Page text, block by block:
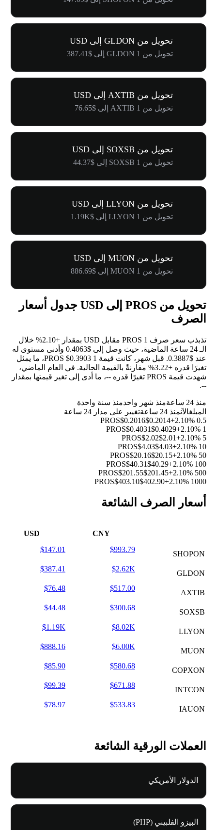
تحويل من GLDON إلى USD
تحويل من 1 GLDON إلى $387.41
تحويل من AXTIB إلى USD
تحويل من 1 AXTIB إلى $76.65
تحويل من SOXSB إلى USD
تحويل من 1 SOXSB إلى $44.37
تحويل من LLYON إلى USD
تحويل من 1 LLYON إلى $1.19K
تحويل من MUON إلى USD
تحويل من 1 MUON إلى $886.69
تحويل من PROS إلى USD جدول أسعار
الصرف
تذبذب سعر صرف 1 PROS مقابل USD بمقدار +2.10%
خلال
الـ 24 ساعة الماضية، حيث وصل إلى $0.4063 وأدنى مستوى له
عند $0.3887. قبل شهر، كانت قيمة 1 PROS $0.3903، ما يمثل
تغيرًا قدره +3.22%
مقارنةً بالقيمة الحالية. في العام الماضي،
شهدت قيمة PROS تغيرًا قدره
--، ما أدى إلى تغير قيمتها بمقدار
--
.
منذ 24 ساعة منذ شهر واحدمنذ سنة واحدة
المبلغالآنمنذ 24 ساعة
تغيير على مدار 24 ساعة
0.5 PROS
$0.2016$0.2014+2.10%
1 PROS
$0.4031$0.4029+2.10%
5 PROS
$2.02$2.01+2.10%
10 PROS
$4.03$4.03+2.10%
50 PROS
$20.16$20.15+2.10%
100 PROS
$40.31$40.29+2.10%
500 PROS
$201.55$201.45+2.10%
1000 PROS
$403.10$402.90+2.10%
أسعار الصرف الشائعة
CNY
USD
SHOPON
$993.79
$147.01
GLDON
$2.62K
$387.41
AXTIB
$517.00
$76.48
SOXSB
$300.68
$44.48
LLYON
$8.02K
$1.19K
MUON
$6.00K
$888.16
COPXON
$580.68
$85.90
INTCON
$671.88
$99.39
IAUON
$533.83
$78.97
العملات الورقية الشائعة
الدولار الأمريكي
البيزو الفلبيني (PHP)